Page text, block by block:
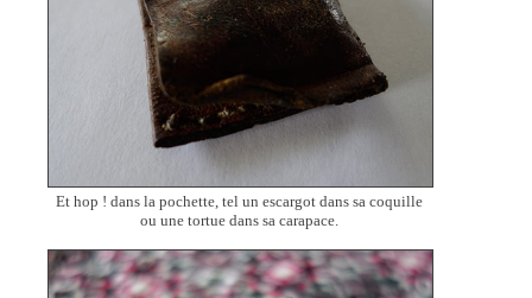
Et hop ! dans la pochette, tel un escargot dans sa coquille
ou une tortue dans sa carapace.